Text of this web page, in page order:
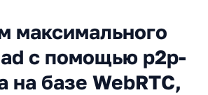
максимального
с помощью p2p-
на базе WebRTC,